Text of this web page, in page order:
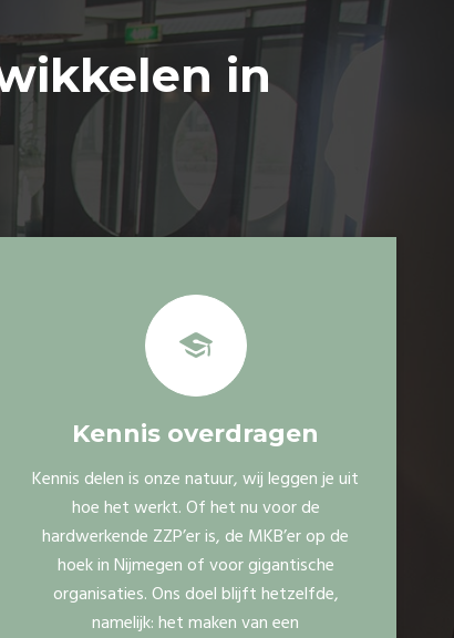
in
Kennis overdragen
Kennis delen is onze natuur, wij leggen je uit
hoe het werkt. Of het nu voor de
hardwerkende ZZP’er is, de MKB’er op de
hoek in Nijmegen of voor gigantische
organisaties. Ons doel blijft hetzelfde,
namelijk: het maken van een